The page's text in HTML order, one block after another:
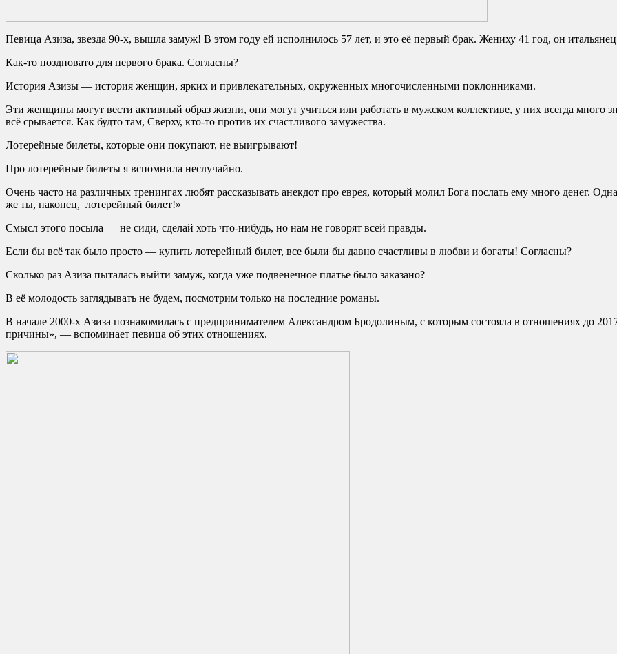
Певица Азиза, звезда 90-х, вышла замуж! В этом году ей исполнилось 57 лет, и это её первый брак. Жениху 41 год, он
Как-то поздновато для первого брака. Согласны?
История Азизы — история женщин, ярких и привлекательных, окруженных многочисленными поклонниками.
Эти женщины могут вести активный образ жизни, они могут учиться или работать в мужском коллективе, у них всегда много
всё срывается. Как будто там, Сверху, кто-то против их счастливого замужества.
Лотерейные билеты, которые они покупают, не выигрывают!
Про лотерейные билеты я вспомнила неслучайно.
Очень часто на различных тренингах любят рассказывать анекдот про еврея, который молил Бога послать ему много денег.
же ты, наконец, лотерейный билет!»
Смысл этого посыла — не сиди, сделай хоть что-нибудь, но нам не говорят всей правды.
Если бы всё так было просто — купить лотерейный билет, все были бы давно счастливы в любви и богаты! Согласны?
Сколько раз Азиза пыталась выйти замуж, когда уже подвенечное платье было заказано?
В её молодость заглядывать не будем, посмотрим только на последние романы.
В начале 2000-х Азиза познакомилась с предпринимателем Александром Бродолиным, с которым состояла в отношениях до
причины», — вспоминает певица об этих отношениях.